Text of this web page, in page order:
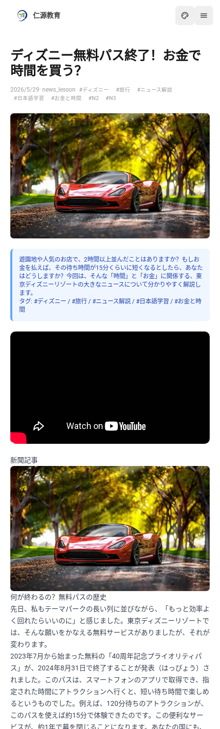
仁源教育
ディズニー無料パス終了！お金で
時間を買う？
2026/5/29· news_lesson #ディズニー #旅行
#ニュース解説
#日本語学習
#お金と時間 #N2 #N3
遊園地や人気のお店で、2時間以上並んだことはありますか？もしお
金を払えば、その待ち時間が15分くらいに短くなるとしたら、あなた
はどうしますか？今回は、そんな「時間」と「お金」に関係する、東
京ディズニーリゾートの大きなニュースについて分かりやすく解説し
ます。
タグ: #ディズニー / #旅行 / #ニュース解説 / #日本語学習 / #お金と時
間
新聞記事
何が終わるの？無料パスの歴史
先日、私もテーマパークの長い列に並びながら、「もっと効率よ
く回れたらいいのに」と感じました。東京ディズニーリゾートで
は、そんな願いをかなえる無料サービスがありましたが、それが
変わります。
2023年7月から始まった無料の「40周年記念プライオリティパ
ス」が、2024年8月31日で終了することが発表（はっぴょう）さ
れました。このパスは、スマートフォンのアプリで取得でき、指
定された時間にアトラクションへ行くと、短い待ち時間で楽しめ
るというものでした。例えば、120分待ちのアトラクションが、
このパスを使えば約15分で体験できたのです。この便利なサー
ビスが、約1年で幕を閉じることになります。あなたの国にも、